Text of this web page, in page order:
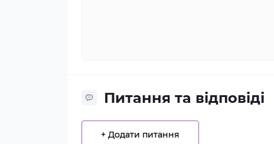
Питання та відповіді
+ Додати питання